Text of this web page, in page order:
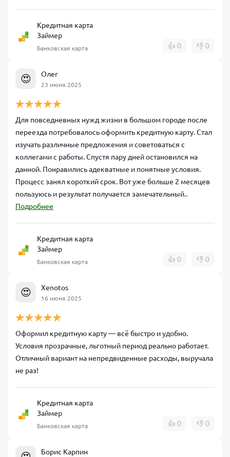
Кредитная карта
Займер
Банковская карта 👍 0 👎 0
😍 Олег
23 июня 2025
Для повседневных нужд жизни в большом городе после
переезда потребовалось оформить кредитную карту. Стал
изучать различные предложения и советоваться с
коллегами с работы. Спустя пару дней остановился на
данной. Понравились адекватные и понятные условия.
Процесс занял короткий срок. Вот уже больше 2 месяцев
пользуюсь и результат получается замечательный..
Подробнее
Кредитная карта
Займер
Банковская карта 👍 0 👎 0
😍 Xenotos
16 июня 2025
Оформил кредитную карту — всё быстро и удобно.
Условия прозрачные, льготный период реально работает.
Отличный вариант на непредвиденные расходы, выручала
не раз!
Кредитная карта
Займер
Банковская карта 👍 0 👎 0
Борис Карпин